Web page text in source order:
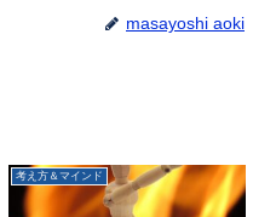
masayoshi aoki
考え方＆マインド